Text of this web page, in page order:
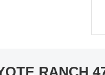
RANCH